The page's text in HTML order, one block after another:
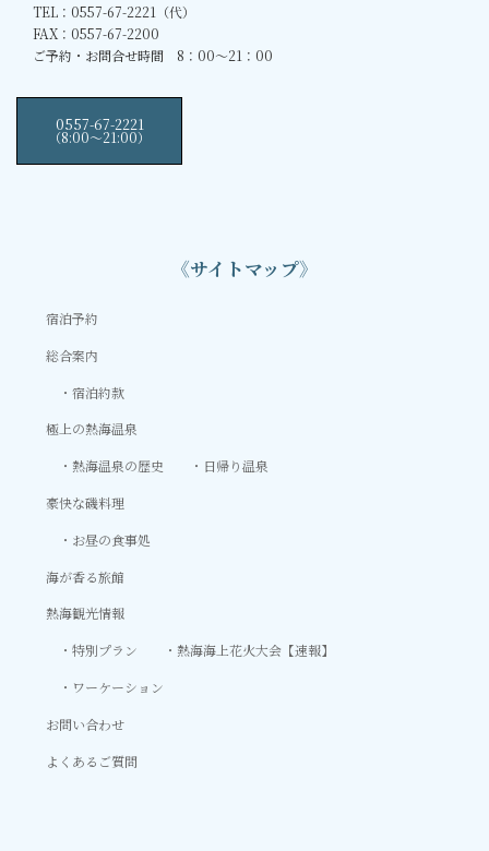
TEL：0557-67-2221（代）
FAX：0557-67-2200
ご予約・お問合せ時間 8：00～21：00
0557-67-2221
（8:00〜21:00）
《サイトマップ》
宿泊予約
総合案内
宿泊約款
極上の熱海温泉
熱海温泉の歴史
日帰り温泉
豪快な磯料理
お昼の食事処
海が香る旅館
熱海観光情報
特別プラン
熱海海上花火大会【速報】
ワーケーション
お問い合わせ
よくあるご質問